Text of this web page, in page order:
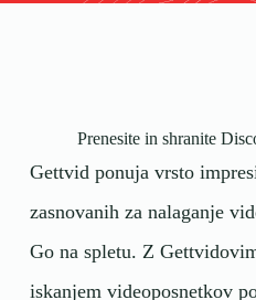
Prenesite in shranite
Gettvid ponuja vrsto
zasnovanih za nalaganje
Go na spletu. Z
iskanjem videoposnetkov